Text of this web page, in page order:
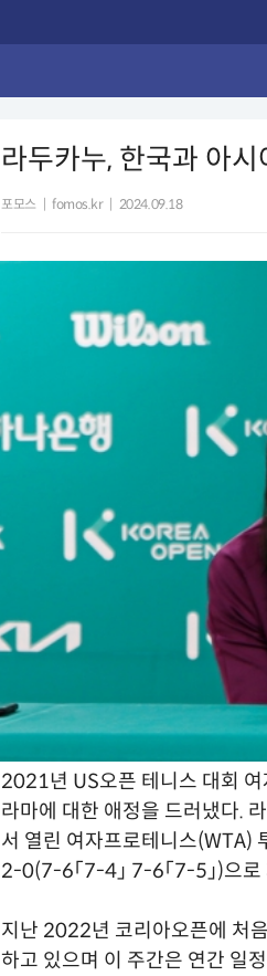
라두카누, 한국과 아
포모스 fomos.kr 2024.09.18
2021년 US오픈 테니스 대회
라마에 대한 애정을 드러냈다.
서 열린 여자프로테니스(WTA)
2-0(7-6「7-4」 7-6「7-5」)으
지난 2022년 코리아오픈에 처
하고 있으며 이 주간은 연간 일